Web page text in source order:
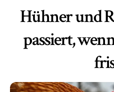
Hühner und
passiert,